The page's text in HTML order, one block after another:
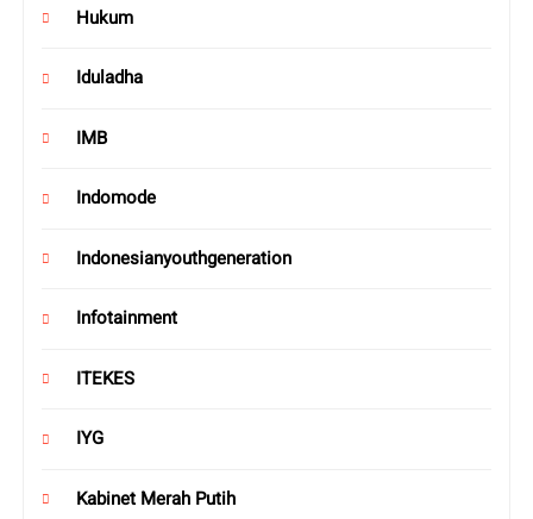
Hukum
Iduladha
IMB
Indomode
Indonesianyouthgeneration
Infotainment
ITEKES
IYG
Kabinet Merah Putih